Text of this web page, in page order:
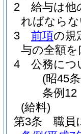
2
給与は他
ればなら
3
前項の規
与の全額
4
公務につ
(昭45
条例12
(給料)
第3条
職員